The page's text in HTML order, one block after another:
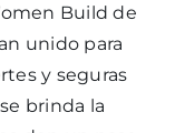
Build de
unido para
y seguras
brinda la